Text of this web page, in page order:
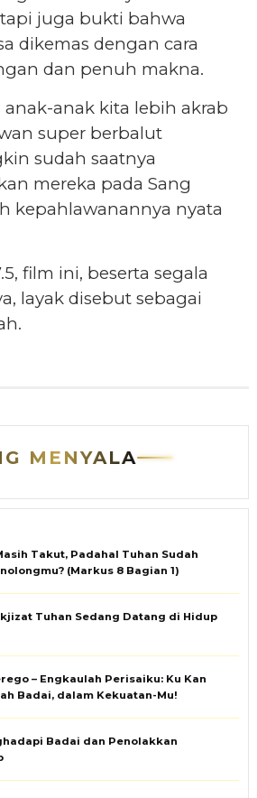
juga bukti bahwa
dikemas dengan cara
dan penuh makna.
anak-anak kita lebih akrab
super berbalut
sudah saatnya
mereka pada Sang
kepahlawanannya nyata
film ini, beserta segala
layak disebut sebagai
MENYALA
Takut, Padahal Tuhan Sudah
(Markus 8 Bagian 1)
Tuhan Sedang Datang di Hidup
– Engkaulah Perisaiku: Ku Kan
Badai, dalam Kekuatan-Mu!
Badai dan Penolakkan